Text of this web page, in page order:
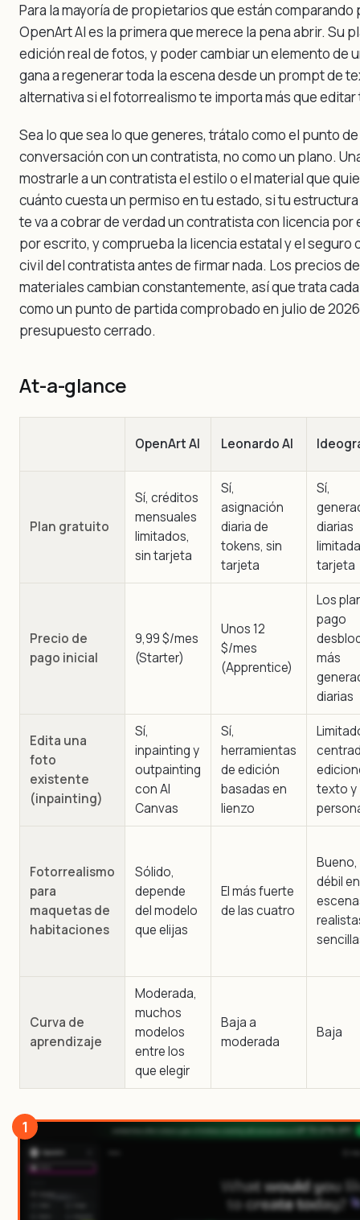
Para la mayoría de propietarios que están
OpenArt AI es la primera que merece la pena abrir. Su
edición real de fotos, y poder cambiar un elemento de
gana a regenerar toda la escena desde un prompt de
alternativa si el fotorrealismo te importa más que
Sea lo que sea lo que generes, trátalo como el punto
conversación con un contratista, no como un plano.
mostrarle a un contratista el estilo o el material que
cuánto cuesta un permiso en tu estado, si tu
te va a cobrar de verdad un contratista con licencia
por escrito, y comprueba la licencia estatal y el seguro
civil del contratista antes de firmar nada. Los precios
materiales cambian constantemente, así que trata
como un punto de partida comprobado en julio de
presupuesto cerrado.
At-a-glance
OpenArt AI Leonardo AI
Plan gratuito
Sí, créditos
mensuales
limitados,
sin tarjeta
Sí,
asignación
diaria de
tokens, sin
tarjeta
Sí,
diarias
tarjeta
Precio de
pago inicial
9,99 $/mes
(Starter)
Unos 12
$/mes
(Apprentice)
Los
pago
más
diarias
Edita una
foto
existente
(inpainting)
Sí,
inpainting y
outpainting
con AI
Canvas
Sí,
herramientas
de edición
basadas en
lienzo
texto y
Fotorrealismo
para
maquetas de
habitaciones
Sólido,
depende
del modelo
que elijas
El más fuerte
de las cuatro
Bueno,
débil en
Curva de
aprendizaje
Moderada,
muchos
modelos
entre los
que elegir
Baja a
moderada
Baja
1